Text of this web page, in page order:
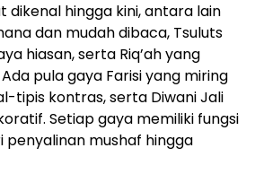
dikenal hingga kini, antara lain
dan mudah dibaca, Tsuluts
hiasan, serta Riq’ah yang
pula gaya Farisi yang miring
tipis kontras, serta Diwani Jali
Setiap gaya memiliki fungsi
penyalinan mushaf hingga